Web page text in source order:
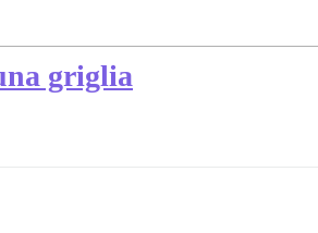
griglia